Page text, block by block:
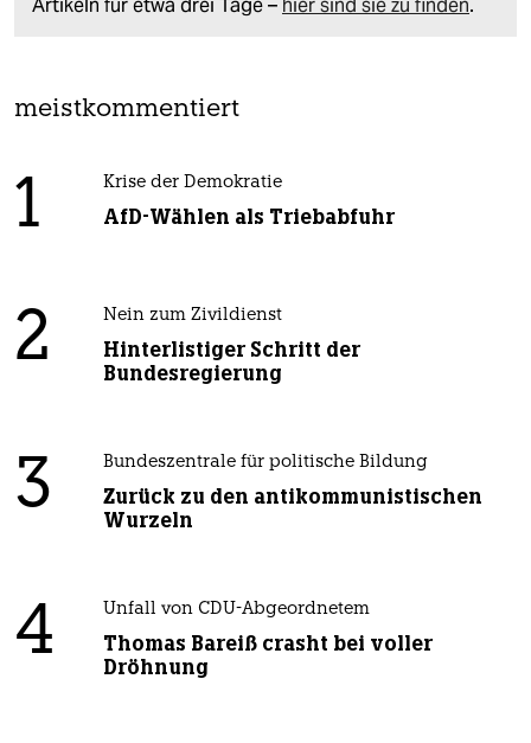
Artikeln für etwa drei Tage – hier sind sie zu finden.
meistkommentiert
1 Krise der Demokratie
AfD-Wählen als Triebabfuhr
2 Nein zum Zivildienst
Hinterlistiger Schritt der
Bundesregierung
3 Bundeszentrale für politische Bildung
Zurück zu den antikommunistischen
Wurzeln
4 Unfall von CDU-Abgeordnetem
Thomas Bareiß crasht bei voller
Dröhnung